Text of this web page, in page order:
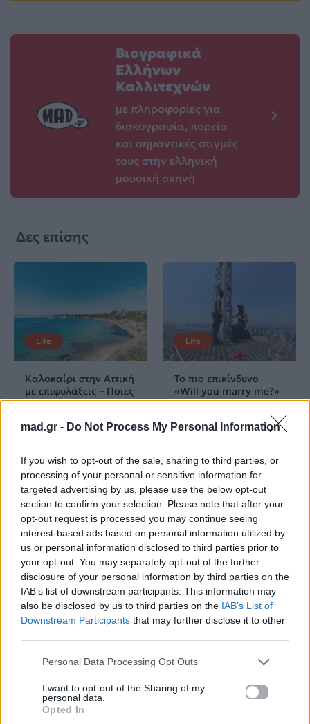
mad.gr - Do Not Process My Personal Information
If you wish to opt-out of the sale, sharing to third parties, or
processing of your personal or sensitive information for
targeted advertising by us, please use the below opt-out
section to confirm your selection. Please note that after your
opt-out request is processed you may continue seeing
interest-based ads based on personal information utilized by
us or personal information disclosed to third parties prior to
your opt-out. You may separately opt-out of the further
disclosure of your personal information by third parties on the
IAB’s list of downstream participants. This information may
also be disclosed by us to third parties on the IAB’s List of
Downstream Participants that may further disclose it to other
Personal Data Processing Opt Outs
I want to opt-out of the Sharing of my
personal data.
Opted In
Βιογραφικά
Ελλήνων
Καλλιτεχνών
με πληροφορίες για
δισκογραφία, πορεία
και σημαντικές στιγμές
τους στην ελληνική
μουσική σκηνή
Δες επίσης
Life
Καλοκαίρι στην Αττική
με επιφυλάξεις – Ποιες
παραλίες έχουν
ακατάλληλες
04.07.2026
Life
Το πιο επικίνδυνο
«Will you marry me?»
που έχουμε δει ποτέ –
σκαρφάλωσε στο
02.07.2026
News
Πανελλαδικές 2026:
Στην κορυφή των
Λαρισαία Ιωάννα
μόρια
Corporate News
Μία κάρτα για όλες τις
προνοιακές παροχές!